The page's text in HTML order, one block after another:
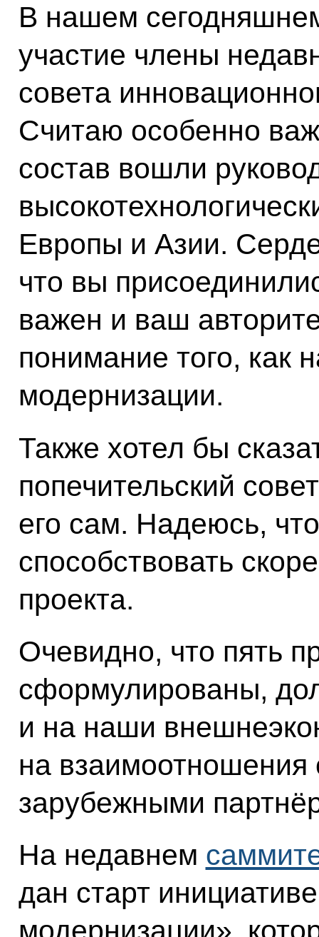
В нашем
участие члены
совета
Считаю особенно
состав вошли
Европы и Азии.
что вы
важен и ваш
понимание того, как
модернизации.
Также хотел бы
попечительский
его сам. Надеюсь,
способствовать
проекта.
Очевидно, что пять
сформулированы,
и на наши
на
зарубежными
На недавнем
дан старт